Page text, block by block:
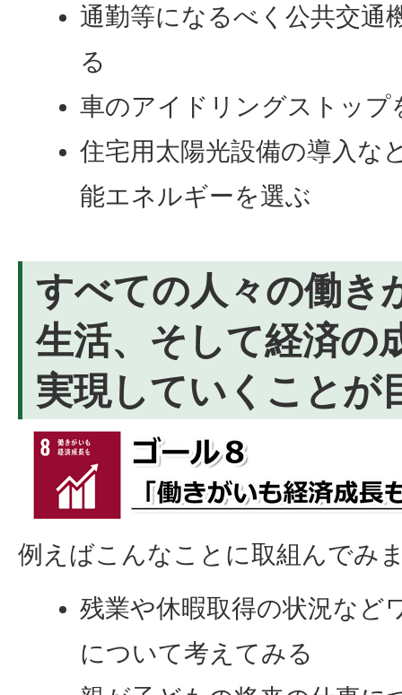
通勤等になるべく公共交通
る
車のアイドリングストップ
住宅用太陽光設備の導入な
能エネルギーを選ぶ
すべての人々の働き
生活、そして経済の
実現していくことが
例えばこんなことに取組んでみ
残業や休暇取得の状況など
について考えてみる